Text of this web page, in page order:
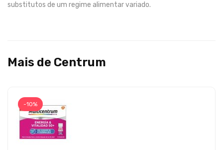
substitutos de um regime alimentar variado.
Mais de Centrum
-10%